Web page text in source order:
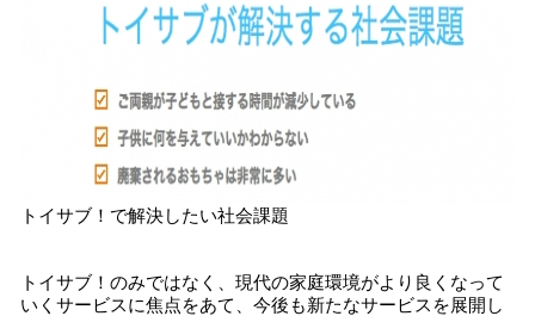
トイサブ！で解決したい社会課題
トイサブ！のみではなく、現代の家庭環境がより良くなって
いくサービスに焦点をあて、今後も新たなサービスを展開し